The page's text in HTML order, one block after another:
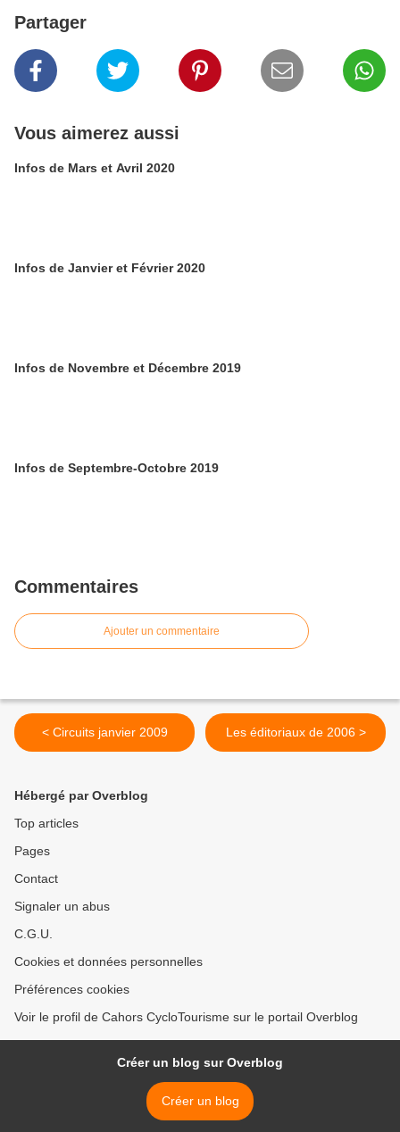
Partager
Vous aimerez aussi
Infos de Mars et Avril 2020
Infos de Janvier et Février 2020
Infos de Novembre et Décembre 2019
Infos de Septembre-Octobre 2019
Commentaires
Ajouter un commentaire
< Circuits janvier 2009 Les éditoriaux de 2006 >
Hébergé par Overblog
Top articles
Pages
Contact
Signaler un abus
C.G.U.
Cookies et données personnelles
Préférences cookies
Voir le profil de Cahors CycloTourisme sur le portail Overblog
Créer un blog sur Overblog
Créer un blog